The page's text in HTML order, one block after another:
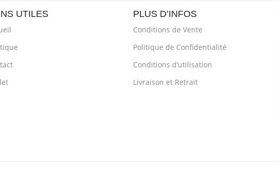
UTILES PLUS D’INFOS
Conditions de Vente
Politique de Confidentialité
Conditions d’utilisation
Livraison et Retrait